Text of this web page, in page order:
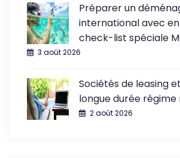
Préparer un
international avec
check-list spéciale
3 août 2026
Sociétés de leasing
longue durée régime
2 août 2026